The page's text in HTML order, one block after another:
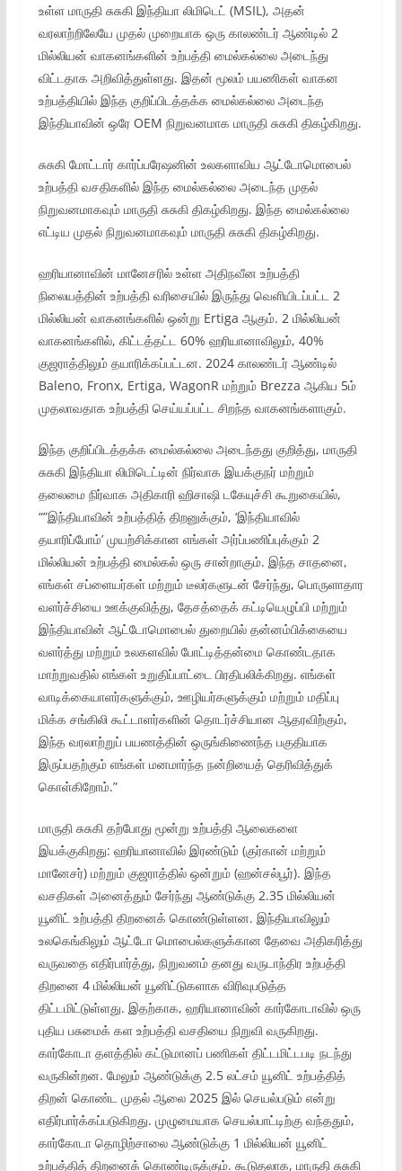
உள்ள மாருதி சுசுகி இந்தியா லிமிடெட் (MSIL), அதன்
வரலாற்றிலேயே முதல் முறையாக ஒரு காலண்டர் ஆண்டில் 2
மில்லியன் வாகனங்களின் உற்பத்தி மைல்கல்லை அடைந்து
விட்டதாக அறிவித்துள்ளது. இதன் மூலம் பயணிகள் வாகன
உற்பத்தியில் இந்த குறிப்பிடத்தக்க மைல்கல்லை அடைந்த
இந்தியாவின் ஒரே OEM நிறுவனமாக மாருதி சுசுகி திகழ்கிறது.
சுசுகி மோட்டார் கார்ப்பரேஷனின் உலகளாவிய ஆட்டோமொபைல்
உற்பத்தி வசதிகளில் இந்த மைல்கல்லை அடைந்த முதல்
நிறுவனமாகவும் மாருதி சுசுகி திகழ்கிறது. இந்த மைல்கல்லை
எட்டிய முதல் நிறுவனமாகவும் மாருதி சுசுகி திகழ்கிறது.
ஹரியானாவின் மானேசரில் உள்ள அதிநவீன உற்பத்தி
நிலையத்தின் உற்பத்தி வரிசையில் இருந்து வெளியிடப்பட்ட 2
மில்லியன் வாகனங்களில் ஒன்று Ertiga ஆகும். 2 மில்லியன்
வாகனங்களில், கிட்டத்தட்ட 60% ஹரியானாவிலும், 40%
குஜராத்திலும் தயாரிக்கப்பட்டன. 2024 காலண்டர் ஆண்டில்
Baleno, Fronx, Ertiga, WagonR மற்றும் Brezza ஆகிய 5ம்
முதலாவதாக உற்பத்தி செய்யப்பட்ட சிறந்த வாகனங்களாகும்.
இந்த குறிப்பிடத்தக்க மைல்கல்லை அடைந்தது குறித்து, மாருதி
சுசுகி இந்தியா லிமிடெட்டின் நிர்வாக இயக்குநர் மற்றும்
தலைமை நிர்வாக அதிகாரி ஹிசாஷி டகேயுச்சி கூறுகையில்,
“”இந்தியாவின் உற்பத்தித் திறனுக்கும், ‘இந்தியாவில்
தயாரிப்போம்’ முயற்சிக்கான எங்கள் அர்ப்பணிப்புக்கும் 2
மில்லியன் உற்பத்தி மைல்கல் ஒரு சான்றாகும். இந்த சாதனை,
எங்கள் சப்ளையர்கள் மற்றும் டீலர்களுடன் சேர்ந்து, பொருளாதார
வளர்ச்சியை ஊக்குவித்து, தேசத்தைக் கட்டியெழுப்பி மற்றும்
இந்தியாவின் ஆட்டோமொபைல் துறையில் தன்னம்பிக்கையை
வளர்த்து மற்றும் உலகளவில் போட்டித்தன்மை கொண்டதாக
மாற்றுவதில் எங்கள் உறுதிப்பாட்டை பிரதிபலிக்கிறது. எங்கள்
வாடிக்கையாளர்களுக்கும், ஊழியர்களுக்கும் மற்றும் மதிப்பு
மிக்க சங்கிலி கூட்டாளர்களின் தொடர்ச்சியான ஆதரவிற்கும்,
இந்த வரலாற்றுப் பயணத்தின் ஒருங்கிணைந்த பகுதியாக
இருப்பதற்கும் எங்கள் மனமார்ந்த நன்றியைத் தெரிவித்துக்
கொள்கிறோம்.”
மாருதி சுசுகி தற்போது மூன்று உற்பத்தி ஆலைகளை
இயக்குகிறது: ஹரியானாவில் இரண்டும் (குர்கான் மற்றும்
மானேசர்) மற்றும் குஜராத்தில் ஒன்றும் (ஹன்சல்பூர்). இந்த
வசதிகள் அனைத்தும் சேர்ந்து ஆண்டுக்கு 2.35 மில்லியன்
யூனிட் உற்பத்தி திறனைக் கொண்டுள்ளன. இந்தியாவிலும்
உலகெங்கிலும் ஆட்டோ மொபைல்களுக்கான தேவை அதிகரித்து
வருவதை எதிர்பார்த்து, நிறுவனம் தனது வருடாந்திர உற்பத்தி
திறனை 4 மில்லியன் யூனிட்டுகளாக விரிவுபடுத்த
திட்டமிட்டுள்ளது. இதற்காக, ஹரியானாவின் கார்கோடாவில் ஒரு
புதிய பசுமைக் கள உற்பத்தி வசதியை நிறுவி வருகிறது.
கார்கோடா தளத்தில் கட்டுமானப் பணிகள் திட்டமிட்டபடி நடந்து
வருகின்றன. மேலும் ஆண்டுக்கு 2.5 லட்சம் யூனிட் உற்பத்தித்
திறன் கொண்ட முதல் ஆலை 2025 இல் செயல்படும் என்று
எதிர்பார்க்கப்படுகிறது. முழுமையாக செயல்பாட்டிற்கு வந்ததும்,
கார்கோடா தொழிற்சாலை ஆண்டுக்கு 1 மில்லியன் யூனிட்
உற்பத்தித் திறனைக் கொண்டிருக்கும். கூடுதலாக, மாருதி சுசுகி